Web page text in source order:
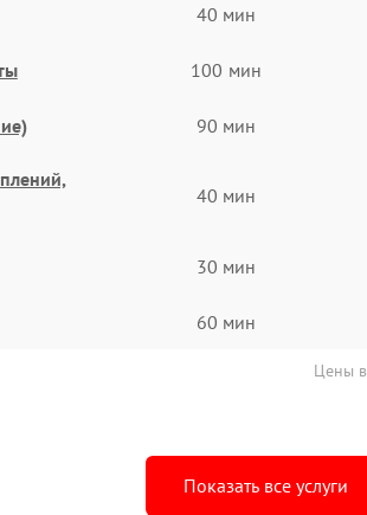
40 мин
100 мин
90 мин
40 мин
30 мин
60 мин
Цены
Показать все услуги